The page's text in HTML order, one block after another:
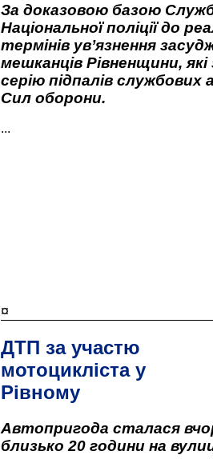
За доказовою базою
Національної поліції до
термінів ув’язнення
мешканців Рівненщини, які
серію підпалів службових
Сил оборони.
...
¤
ДТП за участю
мотоцикліста у
Рівному
Автопригода сталася
близько 20 години на